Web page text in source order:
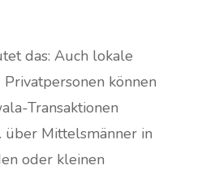
das: Auch lokale
können
Transaktionen
über Mittelsmänner in
oder kleinen